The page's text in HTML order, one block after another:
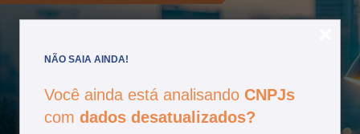
NÃO SAIA AINDA!
Você ainda está analisando CNPJs
com dados desatualizados?